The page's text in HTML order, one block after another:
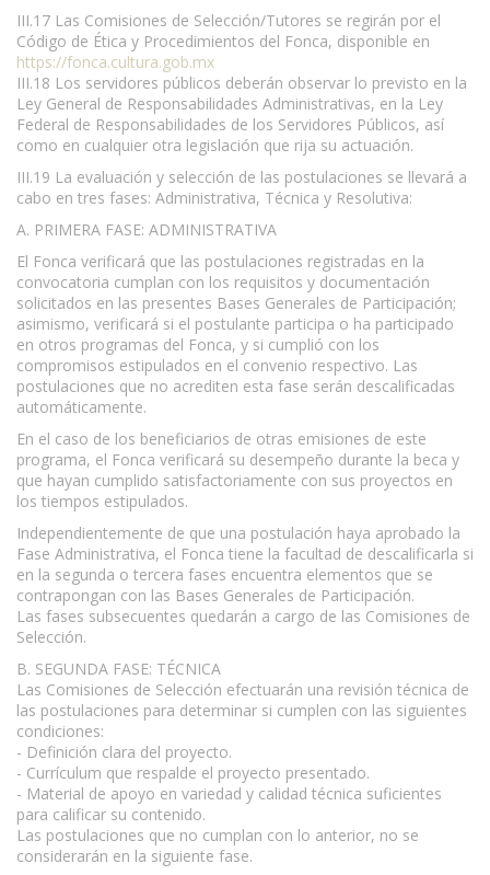
III.17 Las Comisiones de Selección/Tutores se regirán por el
Código de Ética y Procedimientos del Fonca, disponible en
https://fonca.cultura.gob.mx
III.18 Los servidores públicos deberán observar lo previsto en la
Ley General de Responsabilidades Administrativas, en la Ley
Federal de Responsabilidades de los Servidores Públicos, así
como en cualquier otra legislación que rija su actuación.
III.19 La evaluación y selección de las postulaciones se llevará a
cabo en tres fases: Administrativa, Técnica y Resolutiva:
A. PRIMERA FASE: ADMINISTRATIVA
El Fonca verificará que las postulaciones registradas en la
convocatoria cumplan con los requisitos y documentación
solicitados en las presentes Bases Generales de Participación;
asimismo, verificará si el postulante participa o ha participado
en otros programas del Fonca, y si cumplió con los
compromisos estipulados en el convenio respectivo. Las
postulaciones que no acrediten esta fase serán descalificadas
automáticamente.
En el caso de los beneficiarios de otras emisiones de este
programa, el Fonca verificará su desempeño durante la beca y
que hayan cumplido satisfactoriamente con sus proyectos en
los tiempos estipulados.
Independientemente de que una postulación haya aprobado la
Fase Administrativa, el Fonca tiene la facultad de descalificarla si
en la segunda o tercera fases encuentra elementos que se
contrapongan con las Bases Generales de Participación.
Las fases subsecuentes quedarán a cargo de las Comisiones de
Selección.
B. SEGUNDA FASE: TÉCNICA
Las Comisiones de Selección efectuarán una revisión técnica de
las postulaciones para determinar si cumplen con las siguientes
condiciones:
- Definición clara del proyecto.
- Currículum que respalde el proyecto presentado.
- Material de apoyo en variedad y calidad técnica suficientes
para calificar su contenido.
Las postulaciones que no cumplan con lo anterior, no se
considerarán en la siguiente fase.